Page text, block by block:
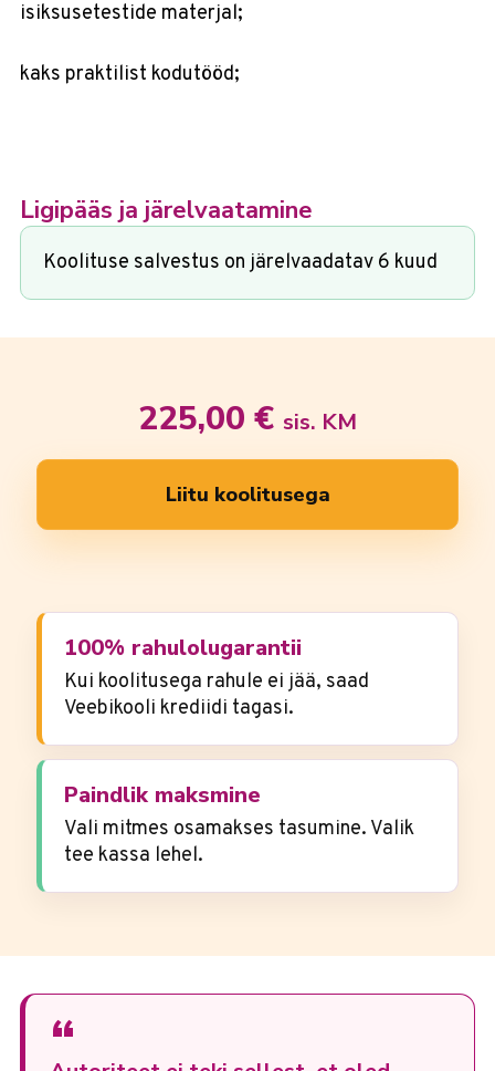
isiksusetestide materjal;
kaks praktilist kodutööd;
Ligipääs ja järelvaatamine
Koolituse salvestus on järelvaadatav 6 kuud
225,00 € sis. KM
Liitu koolitusega
100% rahulolugarantii
Kui koolitusega rahule ei jää, saad
Veebikooli krediidi tagasi.
Paindlik maksmine
Vali mitmes osamakses tasumine. Valik
tee kassa lehel.
“